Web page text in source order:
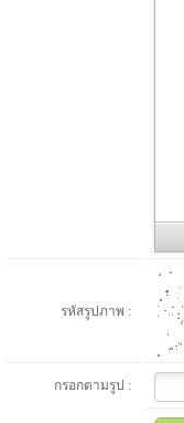
รหัสรูปภาพ :
กรอกตามรูป :